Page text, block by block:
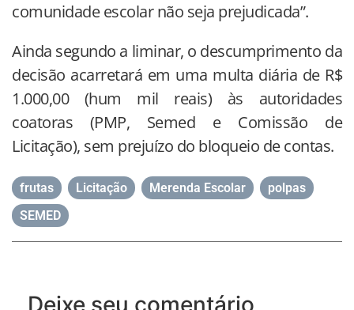
comunidade escolar não seja prejudicada”.
Ainda segundo a liminar, o descumprimento da
decisão acarretará em uma multa diária de R$
1.000,00 (hum mil reais) às autoridades
coatoras (PMP, Semed e Comissão de
Licitação), sem prejuízo do bloqueio de contas.
frutas Licitação Merenda Escolar polpas
SEMED